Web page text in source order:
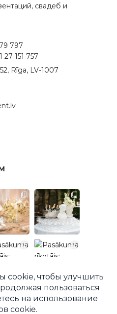
свадеб и
797
27 151 757
Rīga, LV-1007
в Instagram